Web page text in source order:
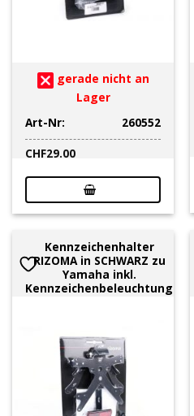
gerade nicht an
Lager
Art-Nr:
260552
CHF29.00
Kennzeichenhalter
RIZOMA in SCHWARZ zu
Yamaha inkl.
Kennzeichenbeleuchtung